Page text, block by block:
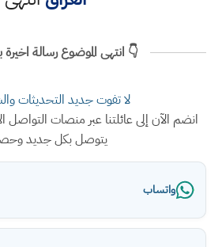
👇 انتهى الموضوع رسالة
لا تفوت جديد التحديثات
انضم الآن إلى عائلتنا عبر منصات
يتوصل بكل جديد
واتساب